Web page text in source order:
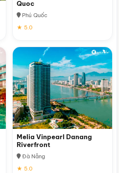
Quoc
Phú Quốc
★ 5.0
Melia Vinpearl Danang
Riverfront
Đà Nẵng
★ 5.0